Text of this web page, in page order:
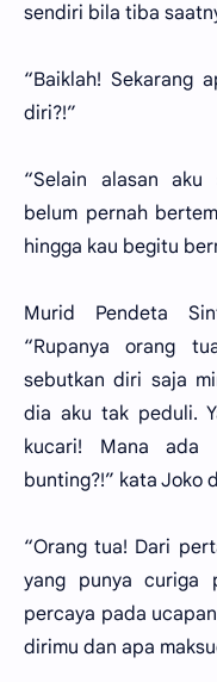
sendiri bila tiba
“Baiklah! Sekarang
diri?!”
“Selain alasan aku
belum pernah
hingga kau begitu
Murid Pendeta
“Rupanya orang
sebutkan diri saja
dia aku tak peduli.
kucari! Mana
bunting?!” kata Joko
“Orang tua! Dari
yang punya curiga
percaya pada
dirimu dan apa